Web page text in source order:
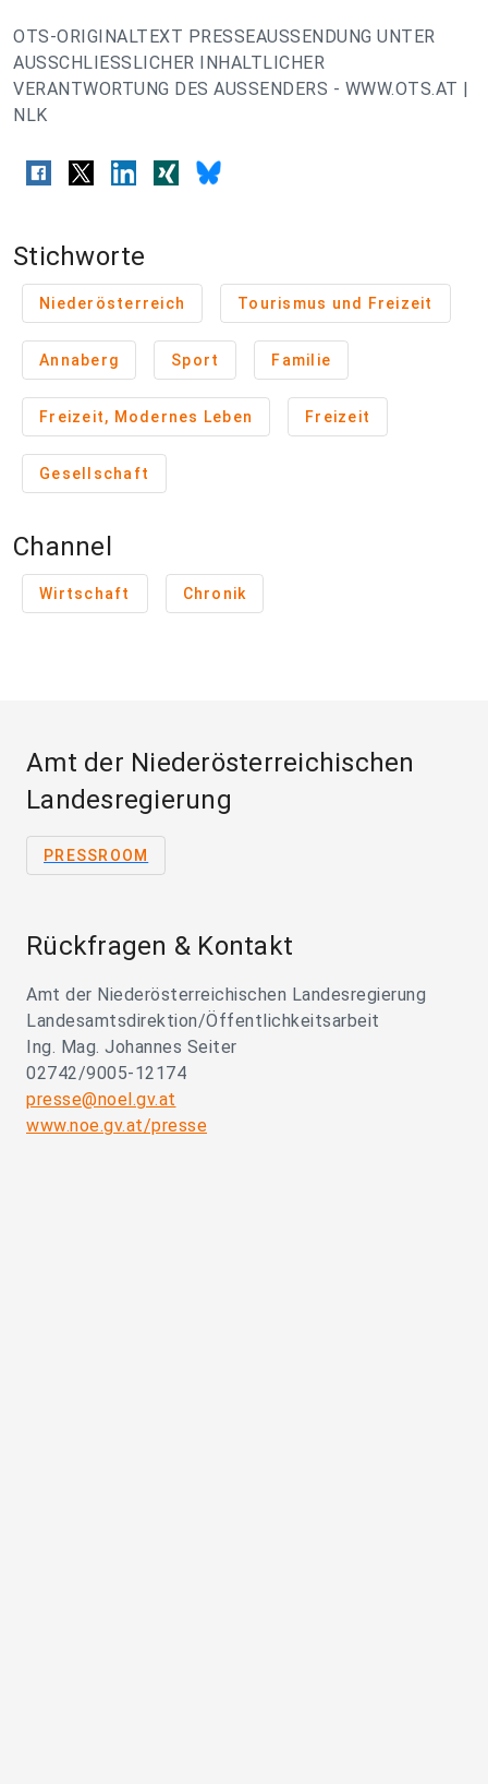
OTS-ORIGINALTEXT PRESSEAUSSENDUNG UNTER
AUSSCHLIESSLICHER INHALTLICHER
VERANTWORTUNG DES AUSSENDERS - WWW.OTS.AT |
NLK
Stichworte
Niederösterreich Tourismus und Freizeit
Annaberg Sport Familie
Freizeit, Modernes Leben Freizeit
Gesellschaft
Channel
Wirtschaft Chronik
Amt der Niederösterreichischen
Landesregierung
PRESSROOM
Rückfragen & Kontakt
Amt der Niederösterreichischen Landesregierung
Landesamtsdirektion/Öffentlichkeitsarbeit
Ing. Mag. Johannes Seiter
02742/9005-12174
presse@noel.gv.at
www.noe.gv.at/presse